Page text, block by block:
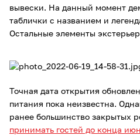
вывески. На данный момент
таблички с названием и
Остальные элементы
Точная дата открытия
питания пока неизвестна.
ранее большинство закрытых
принимать гостей до конца